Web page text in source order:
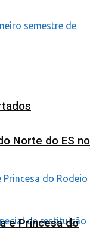
Norte do ES no
e Princesa do